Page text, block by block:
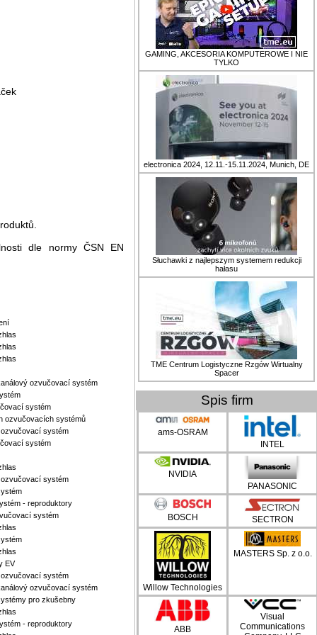
dle normy ČSN EN
ozvučovací systém
systém
ozvučovacích systémů
systém
systém
systém
- reproduktory
systém
EV
systém
ozvučovací systém
pro zkušebny
- reproduktory
GAMING, AKCESORIA KOMPUTEROWE I NIE
TYLKO
electronica 2024, 12.11.-15.11.2024, Munich, DE
Słuchawki z najlepszym systemem redukcji
hałasu
TME Centrum Logistyczne Rzgów Wirtualny
Spacer
Spis firm
ams-OSRAM
INTEL
NVIDIA
PANASONIC
BOSCH SECTRON
Willow Technologies
MASTERS Sp. z o.o.
ABB
Visual
Communications